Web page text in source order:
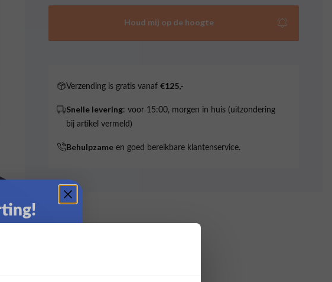
Houd mij op de hoogte
Verzending is gratis vanaf€125,-
Snelle levering: voor 15:00, morgen in huis (uitzondering
bij artikel vermeld)
Behulpzame en goed bereikbare klantenservice.